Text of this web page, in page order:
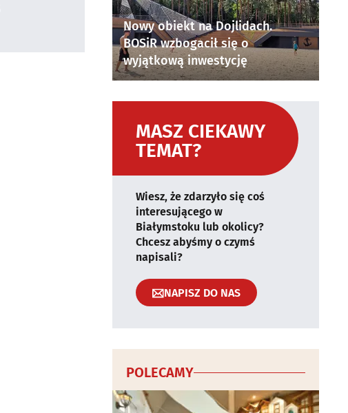
Nowy obiekt na Dojlidach.
BOSiR wzbogacił się o
wyjątkową inwestycję
MASZ CIEKAWY
TEMAT?
Wiesz, że zdarzyło się coś
interesującego w
Białymstoku lub okolicy?
Chcesz abyśmy o czymś
napisali?
NAPISZ DO NAS
POLECAMY